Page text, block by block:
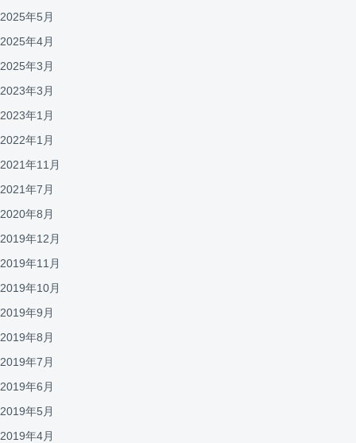
2025年5月
2025年4月
2025年3月
2023年3月
2023年1月
2022年1月
2021年11月
2021年7月
2020年8月
2019年12月
2019年11月
2019年10月
2019年9月
2019年8月
2019年7月
2019年6月
2019年5月
2019年4月